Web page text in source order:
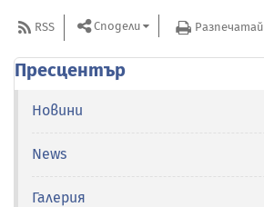
RSS Сподели Разпечатай
Пресцентър
Новини
News
Галерия